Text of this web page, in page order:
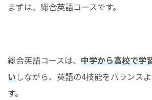
まずは、総合英語コースです。
総合英語コースは、 中学から高校で学
いしながら、英語の4技能をバランス
す。